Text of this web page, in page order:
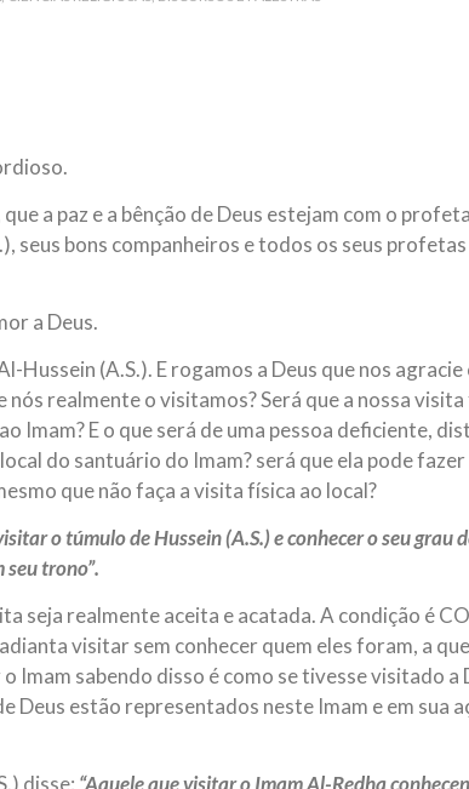
Hejrita.
Diante da data em que
por “Zein Al-Ábidin” (Formosura
Centro
Relações
Na noite da
sede, em São
do Irã, Sr.
a paz e a bênção de Deus estejam com o
seus bons companheiros e todos os seus profetas
a Deus.
Hussein (A.S.). E rogamos a Deus que nos
nós realmente o visitamos? Será que a nossa
Imam? E o que será de uma pessoa deficiente,
do santuário do Imam? será que ela pode fazer
que não faça a visita física ao local?
o túmulo de Hussein (A.S.) e conhecer o seu grau
seu trono”.
seja realmente aceita e acatada. A condição é
visitar sem conhecer quem eles foram, a
Imam sabendo disso é como se tivesse visitado a
Deus estão representados neste Imam e em sua
disse: “Aquele que visitar o Imam Al-Redha